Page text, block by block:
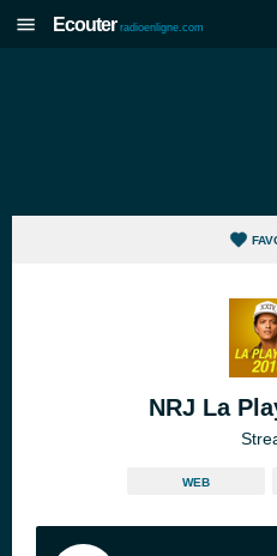
Ecouter radioenligne.com
NRJ La
WEB